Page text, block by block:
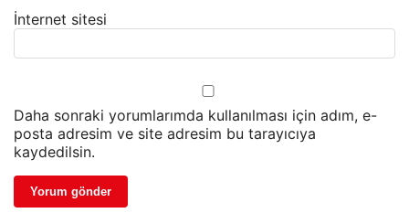
İnternet sitesi
Daha sonraki yorumlarımda kullanılması için adım, e-
posta adresim ve site adresim bu tarayıcıya
kaydedilsin.